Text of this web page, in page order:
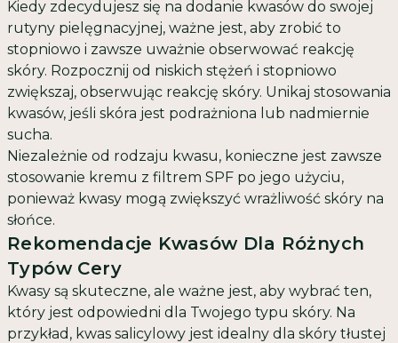
Kiedy zdecydujesz się na dodanie kwasów do swojej
rutyny pielęgnacyjnej, ważne jest, aby zrobić to
stopniowo i zawsze uważnie obserwować reakcję
skóry. Rozpocznij od niskich stężeń i stopniowo
zwiększaj, obserwując reakcję skóry. Unikaj stosowania
kwasów, jeśli skóra jest podrażniona lub nadmiernie
sucha.
Niezależnie od rodzaju kwasu, konieczne jest zawsze
stosowanie kremu z filtrem SPF po jego użyciu,
ponieważ kwasy mogą zwiększyć wrażliwość skóry na
słońce.
Rekomendacje Kwasów Dla Różnych
Typów Cery
Kwasy są skuteczne, ale ważne jest, aby wybrać ten,
który jest odpowiedni dla Twojego typu skóry. Na
przykład, kwas salicylowy jest idealny dla skóry tłustej